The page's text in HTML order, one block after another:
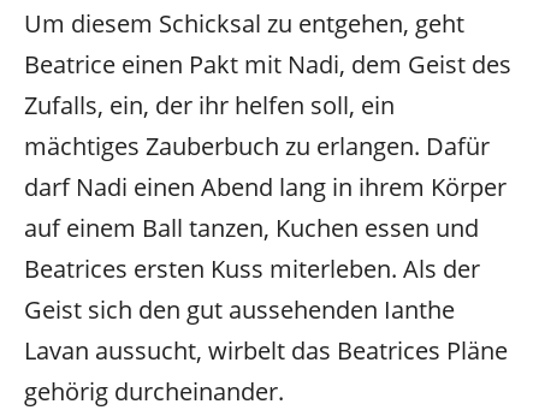
Um diesem Schicksal zu entgehen, geht
Beatrice einen Pakt mit Nadi, dem Geist des
Zufalls, ein, der ihr helfen soll, ein
mächtiges Zauberbuch zu erlangen. Dafür
darf Nadi einen Abend lang in ihrem Körper
auf einem Ball tanzen, Kuchen essen und
Beatrices ersten Kuss miterleben. Als der
Geist sich den gut aussehenden Ianthe
Lavan aussucht, wirbelt das Beatrices Pläne
gehörig durcheinander.